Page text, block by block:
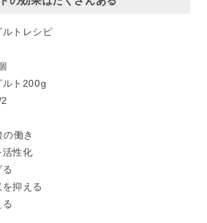
トレシピ
ルト200g
働き
性化
抑える